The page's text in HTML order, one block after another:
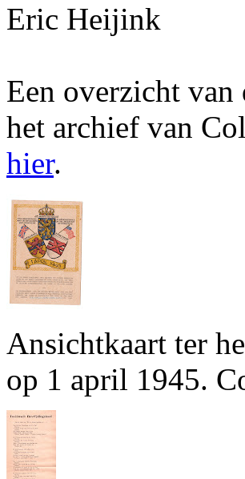
Eric Heijink
Een overzicht
het archief van
hier.
Ansichtkaart ter
op 1 april 1945.